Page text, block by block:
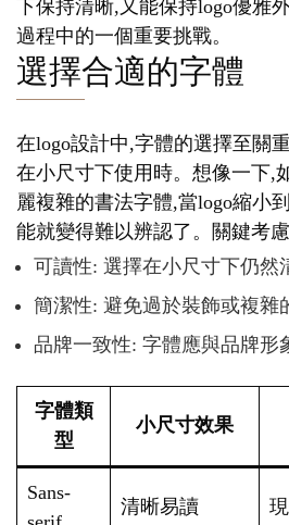
下保持清晰,又能保持logo優雅
過程中的一個重要挑戰。
選擇合適的字體
在logo設計中,字體的選擇至關
在小尺寸下使用時。想像一下,
麗複雜的書法字體,當logo縮小
能就變得難以辨認了。關鍵考
可讀性: 選擇在小尺寸下仍然
簡潔性: 避免過於裝飾或複雜
品牌一致性: 字體應與品牌形
字體類
型
小尺寸效果
Sans-
清晰易讀